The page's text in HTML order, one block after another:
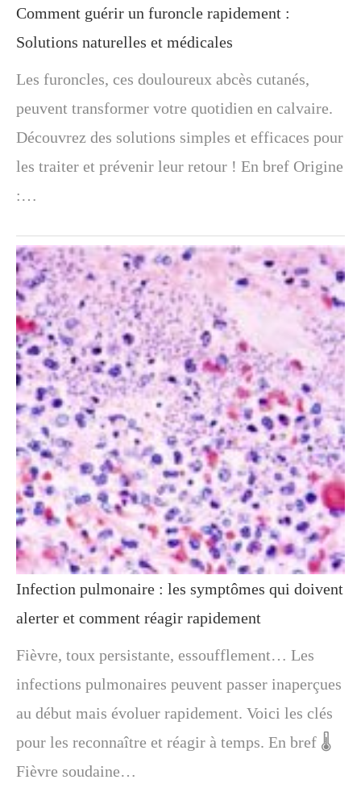
Comment guérir un furoncle rapidement :
Solutions naturelles et médicales
Les furoncles, ces douloureux abcès cutanés,
peuvent transformer votre quotidien en calvaire.
Découvrez des solutions simples et efficaces pour
les traiter et prévenir leur retour ! En bref Origine
:…
Infection pulmonaire : les symptômes qui doivent
alerter et comment réagir rapidement
Fièvre, toux persistante, essoufflement… Les
infections pulmonaires peuvent passer inaperçues
au début mais évoluer rapidement. Voici les clés
pour les reconnaître et réagir à temps. En bref 🌡️
Fièvre soudaine…